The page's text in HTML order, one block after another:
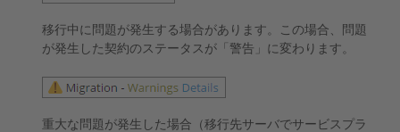
移行中に問題が発生する場合があります。この場合、問題
が発生した契約のステータスが「警告」に変わります。
重大な問題が発生した場合（移行先サーバでサービスプラ